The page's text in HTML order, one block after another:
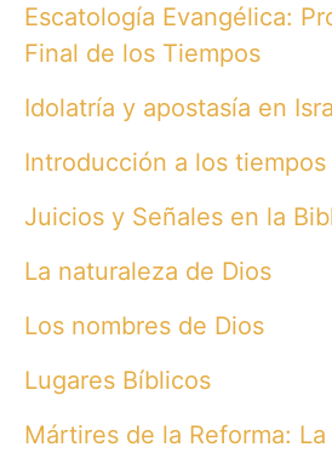
Escatología Evangélica:
Final de los Tiempos
Idolatría y apostasía en
Introducción a los
Juicios y Señales en la
La naturaleza de Dios
Los nombres de Dios
Lugares Bíblicos
Mártires de la Reforma: